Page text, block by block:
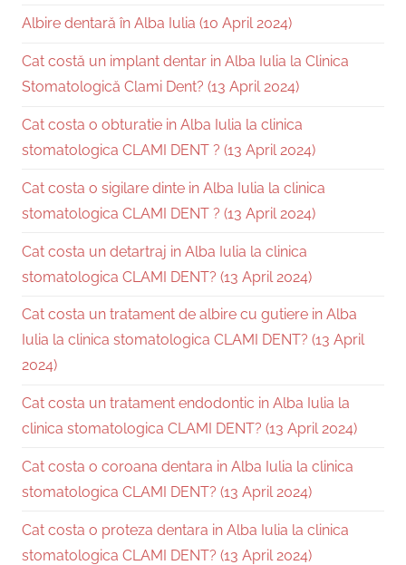
Albire dentară în Alba Iulia (10 April 2024)
Cat costă un implant dentar in Alba Iulia la Clinica
Stomatologică Clami Dent? (13 April 2024)
Cat costa o obturatie in Alba Iulia la clinica
stomatologica CLAMI DENT ? (13 April 2024)
Cat costa o sigilare dinte in Alba Iulia la clinica
stomatologica CLAMI DENT ? (13 April 2024)
Cat costa un detartraj in Alba Iulia la clinica
stomatologica CLAMI DENT? (13 April 2024)
Cat costa un tratament de albire cu gutiere in Alba
Iulia la clinica stomatologica CLAMI DENT? (13 April
2024)
Cat costa un tratament endodontic in Alba Iulia la
clinica stomatologica CLAMI DENT? (13 April 2024)
Cat costa o coroana dentara in Alba Iulia la clinica
stomatologica CLAMI DENT? (13 April 2024)
Cat costa o proteza dentara in Alba Iulia la clinica
stomatologica CLAMI DENT? (13 April 2024)